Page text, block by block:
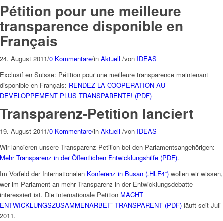
Pétition pour une meilleure
transparence disponible en
Français
24. August 2011/0 Kommentare/in Aktuell /von IDEAS
Exclusif en Suisse: Pétition pour une meilleure transparence maintenant
disponible en Français: RENDEZ LA COOPERATION AU
DEVELOPPEMENT PLUS TRANSPARENTE! (PDF)
Transparenz-Petition lanciert
19. August 2011/0 Kommentare/in Aktuell /von IDEAS
Wir lancieren unsere Transparenz-Petition bei den Parlamentsangehörigen:
Mehr Transparenz in der Öffentlichen Entwicklungshilfe (PDF).
Im Vorfeld der Internationalen Konferenz in Busan („HLF4“) wollen wir wissen,
wer im Parlament an mehr Transparenz in der Entwicklungsdebatte
interessiert ist. Die internationale Petition MACHT
ENTWICKLUNGSZUSAMMENARBEIT TRANSPARENT (PDF) läuft seit Juli
2011.